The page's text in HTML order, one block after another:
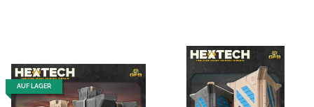
AUF LAGER